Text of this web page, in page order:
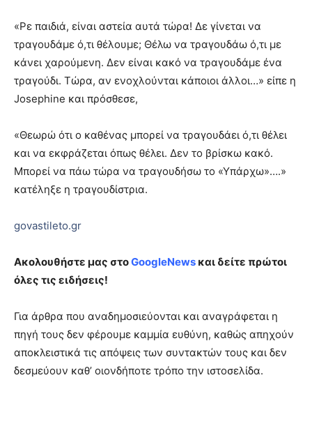
«Ρε παιδιά, είναι αστεία αυτά τώρα! Δε γίνεται να
τραγουδάμε ό,τι θέλουμε; Θέλω να τραγουδάω ό,τι με
κάνει χαρούμενη. Δεν είναι κακό να τραγουδάμε ένα
τραγούδι. Τώρα, αν ενοχλούνται κάποιοι άλλοι…» είπε η
Josephine και πρόσθεσε,
«Θεωρώ ότι ο καθένας μπορεί να τραγουδάει ό,τι θέλει
και να εκφράζεται όπως θέλει. Δεν το βρίσκω κακό.
Μπορεί να πάω τώρα να τραγουδήσω το «Υπάρχω»….»
κατέληξε η τραγουδίστρια.
govastileto.gr
Ακολουθήστε μας στοGoogleNews και δείτε πρώτοι
όλες τις ειδήσεις!
Για άρθρα που αναδημοσιεύονται και αναγράφεται η
πηγή τους δεν φέρουμε καμμία ευθύνη, καθώς απηχούν
αποκλειστικά τις απόψεις των συντακτών τους και δεν
δεσμεύουν καθ’ οιονδήποτε τρόπο την ιστοσελίδα.